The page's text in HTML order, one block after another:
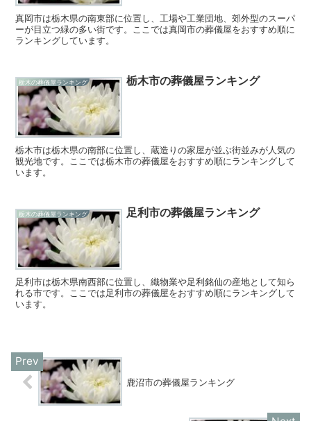
真岡市は栃木県の南東部に位置し、工場や工業団地、郊外型のスーパ
ーが目立つ緑の多い街です。ここでは真岡市の葬儀屋をおすすめ順に
ランキングしています。
栃木の葬儀屋ランキング 栃木市の葬儀屋ランキング
栃木市は栃木県の南部に位置し、蔵造りの家屋が並ぶ街並みが人気の
観光地です。ここでは栃木市の葬儀屋をおすすめ順にランキングして
います。
栃木の葬儀屋ランキング 足利市の葬儀屋ランキング
足利市は栃木県南西部に位置し、織物業や足利銘仙の産地として知ら
れる市です。ここでは足利市の葬儀屋をおすすめ順にランキングして
います。
鹿沼市の葬儀屋ランキング